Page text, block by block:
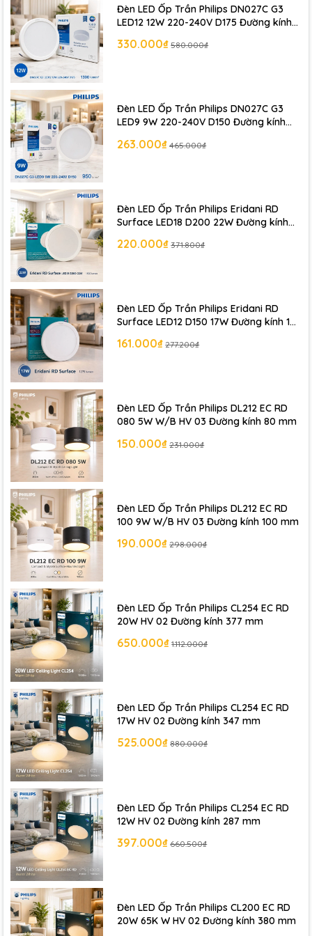
👉 Bảo hành uy tín – hỗ trợ kỹ thuật tận nơi
👉 Giá tốt cho công trình & đại lý
📞 Liên hệ ngay để được tư vấn miễn phí
và nhận nhiều ưu đãi.
🔎 Khám phá thêm các dòng sản phẩm
Chính Hãng
Đèn LED Ốp Trần Philips DN027C G3
LED12 12W 220-240V D175 Đường kính
330.000₫ 580.000₫
Đèn LED Ốp Trần Philips DN027C G3
LED9 9W 220-240V D150 Đường kính
263.000₫ 465.000₫
Đèn LED Ốp Trần Philips Eridani RD
Surface LED18 D200 22W Đường kính
220.000₫ 371.800₫
Đèn LED Ốp Trần Philips Eridani RD
Surface LED12 D150 17W Đường kính 173
161.000₫ 277.200₫
Đèn LED Ốp Trần Philips DL212 EC RD
080 5W W/B HV 03 Đường kính 80 mm
150.000₫ 231.000₫
Đèn LED Ốp Trần Philips DL212 EC RD
100 9W W/B HV 03 Đường kính 100 mm
190.000₫ 298.000₫
Đèn LED Ốp Trần Philips CL254 EC RD
20W HV 02 Đường kính 377 mm
650.000₫ 1.112.000₫
Đèn LED Ốp Trần Philips CL254 EC RD
17W HV 02 Đường kính 347 mm
525.000₫ 880.000₫
Đèn LED Ốp Trần Philips CL254 EC RD
12W HV 02 Đường kính 287 mm
397.000₫ 660.500₫
Đèn LED Ốp Trần Philips CL200 EC RD
20W 65K W HV 02 Đường kính 380 mm